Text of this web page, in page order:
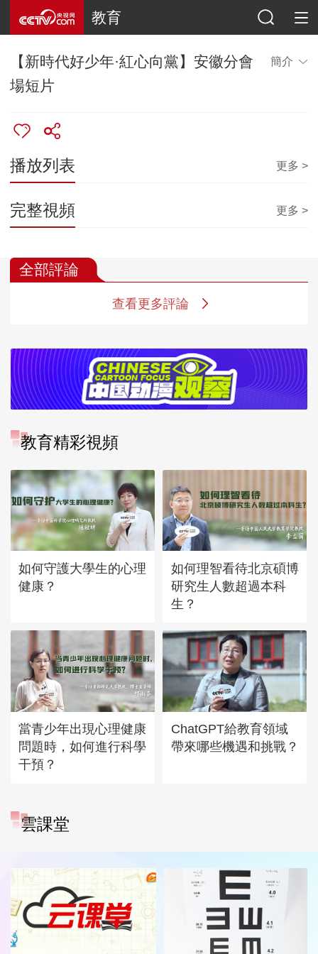
教育
【新時代好少年·紅心向黨】安徽分會
場短片
簡介
播放列表 更多 >
完整視頻 更多 >
全部評論
查看更多評論
教育精彩視頻
如何守護大學生的心理
健康？
如何理智看待北京碩博
研究生人數超過本科
生？
當青少年出現心理健康
問題時，如何進行科學
干預？
ChatGPT給教育領域
帶來哪些機遇和挑戰？
雲課堂